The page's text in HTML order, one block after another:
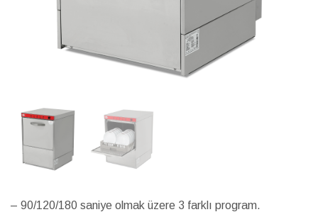
– 90/120/180 saniye olmak üzere 3 farklı program.